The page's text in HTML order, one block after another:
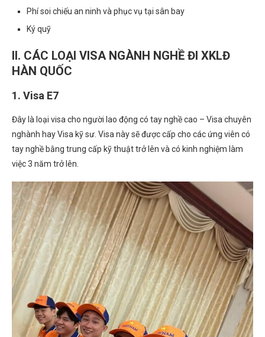
Phí soi chiếu an ninh và phục vụ tại sân bay
Ký quỹ
II. CÁC LOẠI VISA NGÀNH NGHỀ ĐI XKLĐ
HÀN QUỐC
1. Visa E7
Đây là loại visa cho người lao động có tay nghề cao – Visa chuyên
nghành hay Visa kỹ sư. Visa này sẽ được cấp cho các ứng viên có
tay nghề bằng trung cấp kỹ thuật trở lên và có kinh nghiệm làm
việc 3 năm trở lên.